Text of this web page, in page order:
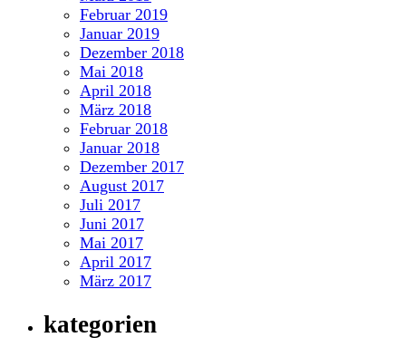
Februar 2019
Januar 2019
Dezember 2018
Mai 2018
April 2018
März 2018
Februar 2018
Januar 2018
Dezember 2017
August 2017
Juli 2017
Juni 2017
Mai 2017
April 2017
März 2017
kategorien